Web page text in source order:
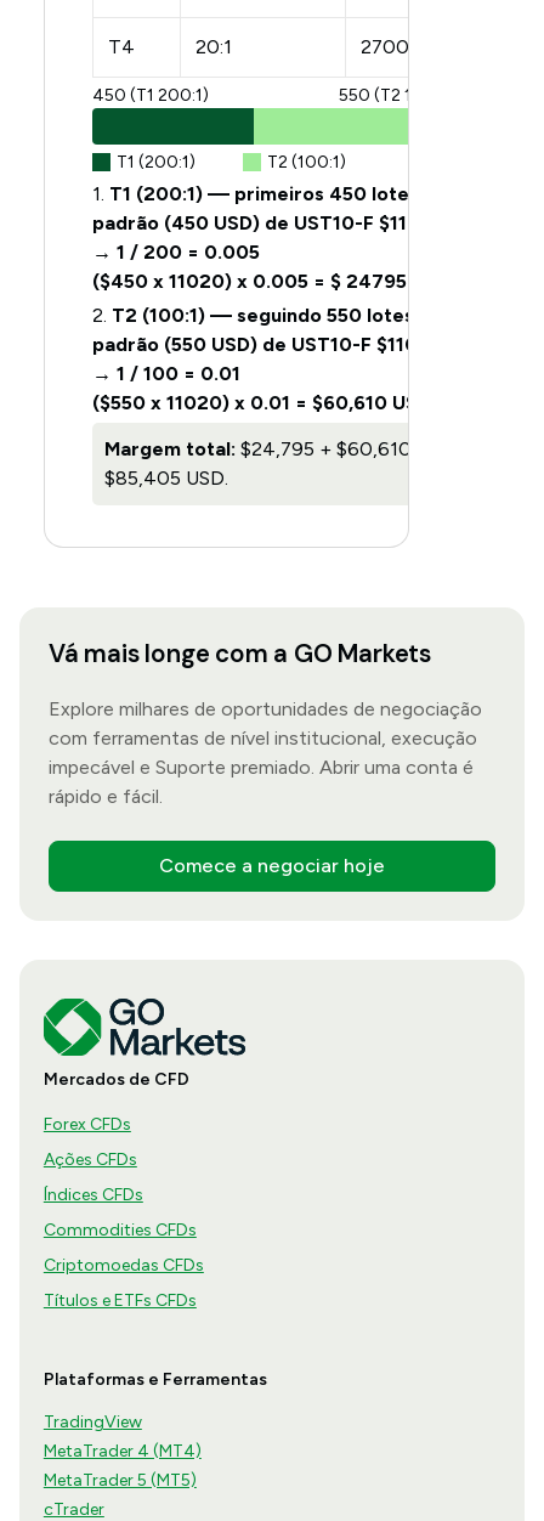
T4 20:1 2700+
450 (T1 200:1) 550 (T2 100:1)
T1 (200:1) T2 (100:1)
1. T1 (200:1) — primeiros 450 lotes
padrão (450 USD) de UST10-F $110.20
→ 1 / 200 = 0.005
($450 x 11020) x 0.005 = $ 24795 USD
2. T2 (100:1) — seguindo 550 lotes
padrão (550 USD) de UST10-F $110.20
→ 1 / 100 = 0.01
($550 x 11020) x 0.01 = $60,610 USD
Margem total: $24,795 + $60,610 =
$85,405 USD.
Vá mais longe com a GO Markets
Explore milhares de oportunidades de negociação
com ferramentas de nível institucional, execução
impecável e Suporte premiado. Abrir uma conta é
rápido e fácil.
Comece a negociar hoje
Mercados de CFD
Forex CFDs
Ações CFDs
Índices CFDs
Commodities CFDs
Criptomoedas CFDs
Títulos e ETFs CFDs
Plataformas e Ferramentas
TradingView
MetaTrader 4 (MT4)
MetaTrader 5 (MT5)
cTrader